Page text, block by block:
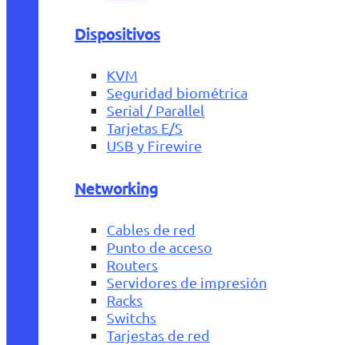
Dispositivos
KVM
Seguridad biométrica
Serial / Parallel
Tarjetas E/S
USB y Firewire
Networking
Cables de red
Punto de acceso
Routers
Servidores de impresión
Racks
Switchs
Tarjestas de red